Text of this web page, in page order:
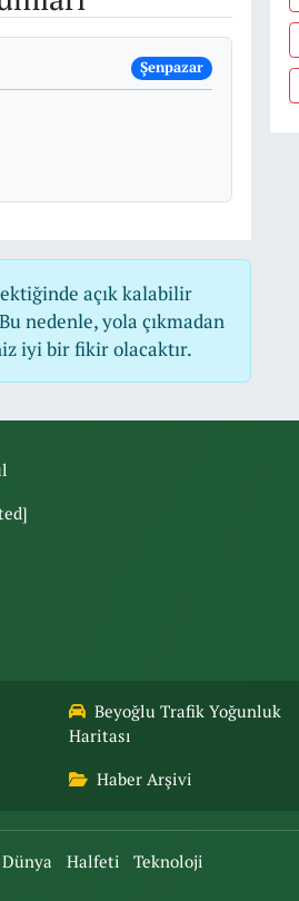
Şenpazar
açık kalabilir
nedenle, yola çıkmadan
iyi bir fikir olacaktır.
Beyoğlu Trafik Yoğunluk
Haritası
Haber Arşivi
Dünya Halfeti Teknoloji